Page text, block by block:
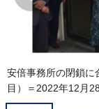
安倍事務所の閉鎖に
目）＝2022年12月